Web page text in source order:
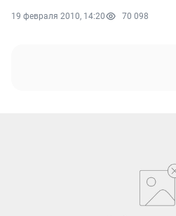
19 февраля 2010, 14:20 70 098